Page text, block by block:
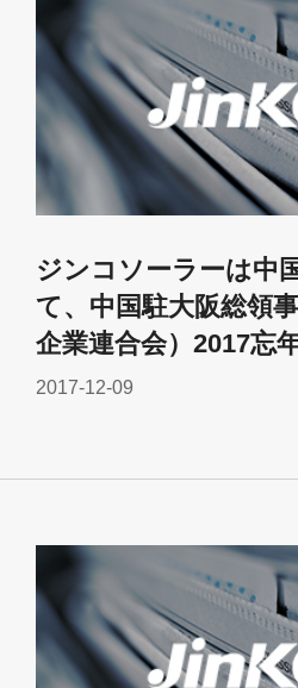
ジンコソーラーは中
て、中国駐大阪総領
企業連合会）2017忘
2017-12-09